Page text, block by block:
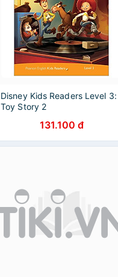
Disney Kids Readers Level 3:
Toy Story 2
131.100 đ